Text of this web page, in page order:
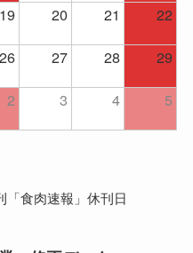
19 20 21
22
26 27 28
29
2 3 4 5
「食肉速報」休刊日